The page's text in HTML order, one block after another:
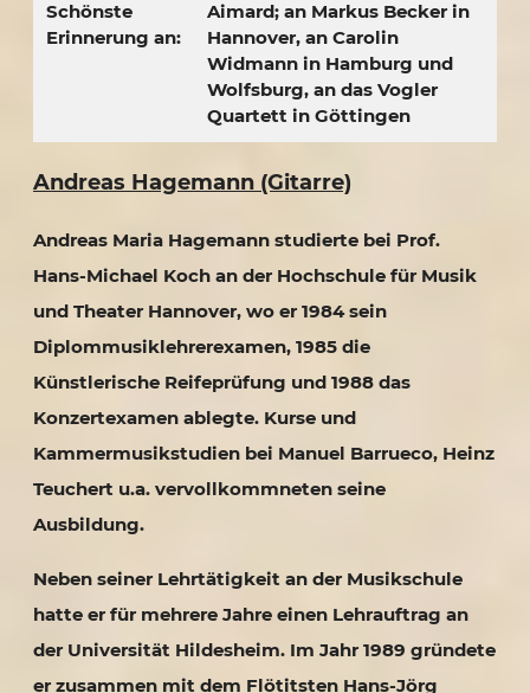
Schönste
Erinnerung an:
Aimard; an Markus Becker in
Hannover, an Carolin
Widmann in Hamburg und
Wolfsburg, an das Vogler
Quartett in Göttingen
Andreas Hagemann (Gitarre)
Andreas Maria Hagemann studierte bei Prof.
Hans-Michael Koch an der Hochschule für Musik
und Theater Hannover, wo er 1984 sein
Diplommusiklehrerexamen, 1985 die
Künstlerische Reifeprüfung und 1988 das
Konzertexamen ablegte. Kurse und
Kammermusikstudien bei Manuel Barrueco, Heinz
Teuchert u.a. vervollkommneten seine
Ausbildung.
Neben seiner Lehrtätigkeit an der Musikschule
hatte er für mehrere Jahre einen Lehrauftrag an
der Universität Hildesheim. Im Jahr 1989 gründete
er zusammen mit dem Flötitsten Hans-Jörg